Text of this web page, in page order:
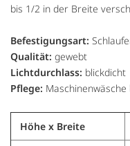
bis 1/2 in der Breite
Befestigungsart:
Qualität: gewebt
Lichtdurchlass: blickdicht
Pflege:
Höhe x Breite